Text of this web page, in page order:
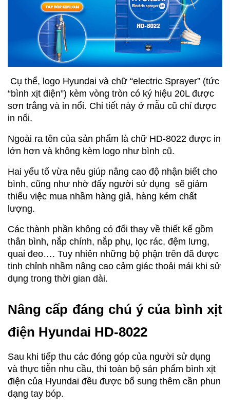
Cụ thể, logo Hyundai và chữ “electric Sprayer” (tức
“bình xịt điện”) kèm vòng tròn có ký hiệu 20L được
sơn trắng và in nổi. Chi tiết này ở mẫu cũ chỉ được
in nổi.
Ngoài ra tên của sản phẩm là chữ HD-8022 được in
lớn hơn và không kèm logo như bình cũ.
Hai yếu tố vừa nêu giúp nâng cao độ nhận biết cho
bình, cũng như nhờ đấy người sử dụng sẽ giảm
thiểu việc mua nhầm hàng giả, hàng kém chất
lượng.
Các thành phần không có đổi thay về thiết kế gồm
thân bình, nắp chính, nắp phụ, lọc rác, đệm lưng,
quai đeo…. Tuy nhiên những bộ phận trên đã được
tinh chỉnh nhầm nâng cao cảm giác thoải mái khi sử
dụng trong thời gian dài.
Nâng cấp đáng chú ý của bình xịt
điện Hyundai HD-8022
Sau khi tiếp thu các đóng góp của người sử dụng
và thực tiễn nhu cầu, thì toàn bộ sản phẩm bình xịt
điện của Hyundai đều được bổ sung thêm cần phun
dạng tay bóp.